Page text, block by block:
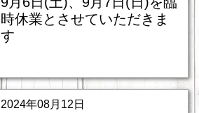
時休業とさせていただきま
す
2024年08月12日